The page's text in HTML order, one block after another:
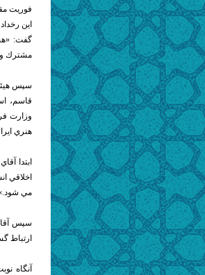
فوريت
اين
گفت:
مشترك و
سپس
قاسم،
وزارت
هنري
ابتدا
اخلاقي
مي
سپس
ارتباط
آنگاه